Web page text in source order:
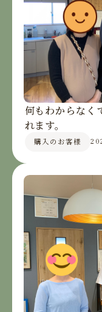
何もわからなく
れます。
購入のお客様